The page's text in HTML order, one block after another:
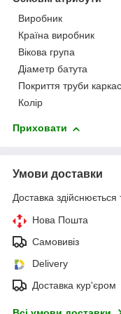
Виробник
Країна виробник
Вікова група
Діаметр батута
Покриття труби
Колір
Приховати
Умови доставки
Доставка здійснюється
Нова Пошта
Самовивіз
Delivery
Доставка кур'єром